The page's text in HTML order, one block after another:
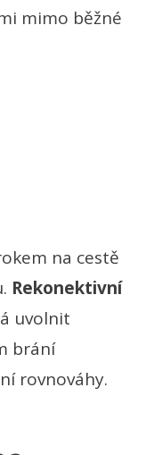
mimo běžné
na cestě
Rekonektivní
uvolnit
brání
rovnováhy.